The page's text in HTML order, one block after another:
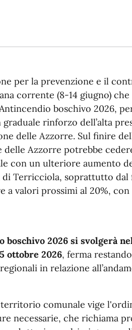
per la prevenzione e il
corrente (8-14 giugno)
boschivo 2026,
rinforzo dell’alta
delle Azzorre. Sul finire
Azzorre potrebbe
con un ulteriore aumento
Terricciola, soprattutto dal
a valori prossimi al 20%,
boschivo 2026 si svolgerà
ottobre 2026, ferma
in relazione
comunale vige
necessarie, che richiama